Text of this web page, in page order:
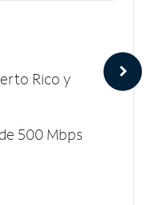
Rico y
500 Mbps